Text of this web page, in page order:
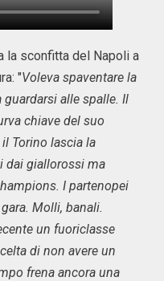
la sconfitta del Napoli a
"Voleva spaventare la
guardarsi alle spalle. Il
chiave del suo
Torino lascia la
dai giallorossi ma
I partenopei
Molli, banali.
un fuoriclasse
di non avere un
frena ancora una